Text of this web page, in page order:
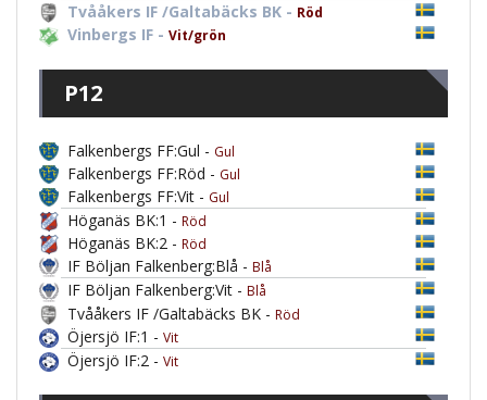
Tvååkers IF /Galtabäcks BK - Röd
Vinbergs IF - Vit/grön
P12
Falkenbergs FF:Gul - Gul
Falkenbergs FF:Röd - Gul
Falkenbergs FF:Vit - Gul
Höganäs BK:1 - Röd
Höganäs BK:2 - Röd
IF Böljan Falkenberg:Blå - Blå
IF Böljan Falkenberg:Vit - Blå
Tvååkers IF /Galtabäcks BK - Röd
Öjersjö IF:1 - Vit
Öjersjö IF:2 - Vit